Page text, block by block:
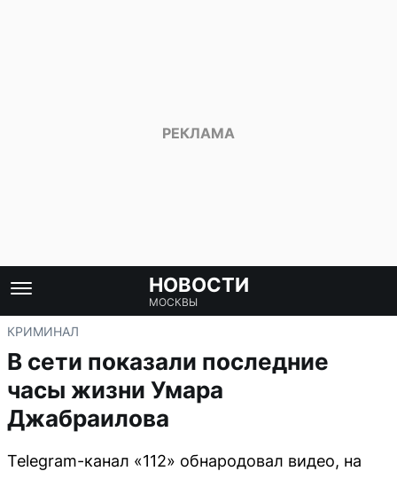
НОВОСТИ
МОСКВЫ
КРИМИНАЛ
В сети показали последние
часы жизни Умара
Джабраилова
Telegram-канал «112» обнародовал видео, на